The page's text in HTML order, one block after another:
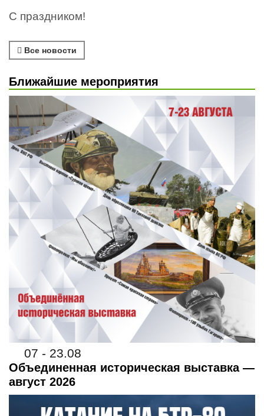
С праздником!
Все новости
Ближайшие мероприятия
07 - 23.08
Объединенная историческая выставка —
август 2026